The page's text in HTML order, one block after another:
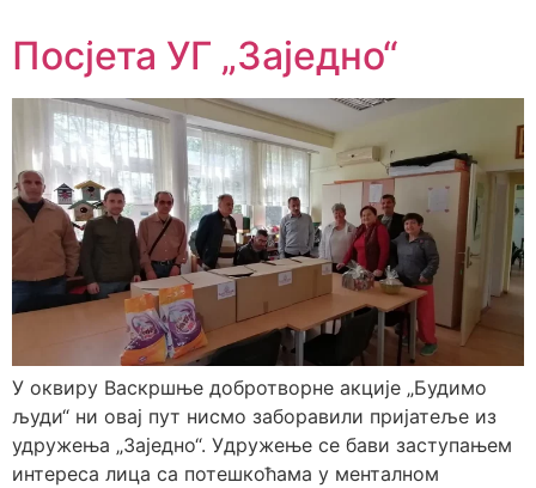
Посјета УГ „Заједно“
У оквиру Васкршње добротворне акције „Будимо
људи“ ни овај пут нисмо заборавили пријатеље из
удружења „Заједно“. Удружење се бави заступањем
интереса лица са потешкоћама у менталном